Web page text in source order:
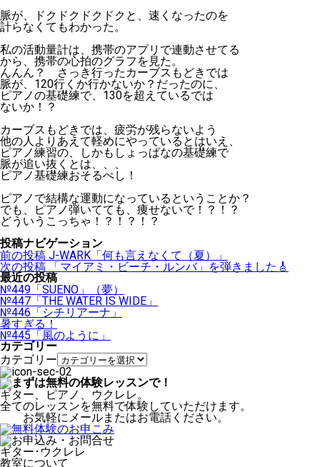
脈が、ドクドクドクドクと、速くなったのを
計らなくてもわかった。
私の活動量計は、携帯のアプリで連動させてる
から、携帯の心拍のグラフを見た。
んんん？ さっき行ったカーブスもどきでは
脈が、120行くか行かないか？だったのに、
ピアノの基礎練で、130を超えているでは
ないか！？
カーブスもどきでは、疲労が残らないよう
他の人よりあえて軽めにやっているとはいえ、
ピアノ練習の、しかもしょっぱなの基礎練で
脈が追い抜くとは、、、
ピアノ基礎練おそるぺし！
ピアノで結構な運動になっているということか？
でも、ピアノ弾いてても、痩せないで！？！？
どういうこっちゃ！？！？！？
投稿ナビゲーション
前の投稿 J-WARK「何も言えなくて（夏）」
次の投稿 「マイアミ・ビーチ・ルンバ」を弾きました🎸
最近の投稿
№449「SUENO」（夢）
№447「THE WATER IS WIDE」
№446「シチリアーナ」
暑すぎる！
№445「風のように」
カテゴリー
カテゴリー
ギター、ピアノ、ウクレレ。
全てのレッスンを無料で体験していただけます。
お気軽にメールまたはお電話ください。
ギター･ウクレレ
教室について